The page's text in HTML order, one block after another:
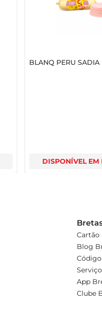
BLANQ PERU SADIA
DISPONÍVEL EM
Cartão
Blog
App
Clube